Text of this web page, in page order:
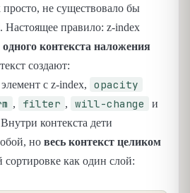
не существовало бы
. Настоящее правило: z-index
контекста наложения
создают:
с z-index,
opacity
, filter , will-change
и
контекста дети
но весь контекст целиком
сортировке как один слой: